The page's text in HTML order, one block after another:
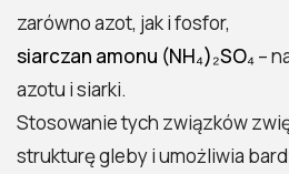
zarówno azot, jak i fosfor,
siarczan amonu (NH₄)₂SO₄ –
azotu i siarki.
Stosowanie tych związków
strukturę gleby i umożliwia